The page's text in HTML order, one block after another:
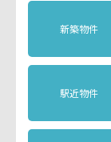
新築物件
駅近物件